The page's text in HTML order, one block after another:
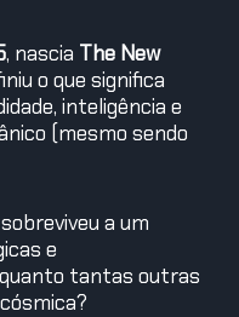
, nascia The New
o que significa
inteligência e
(mesmo sendo
a um
e
tantas outras